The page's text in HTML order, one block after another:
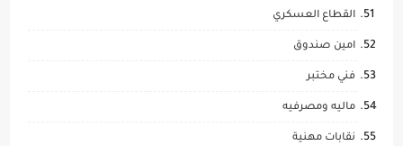
القطاع العسكري
امين صندوق
فني مختبر
ماليه ومصرفيه
نقابات مهنية